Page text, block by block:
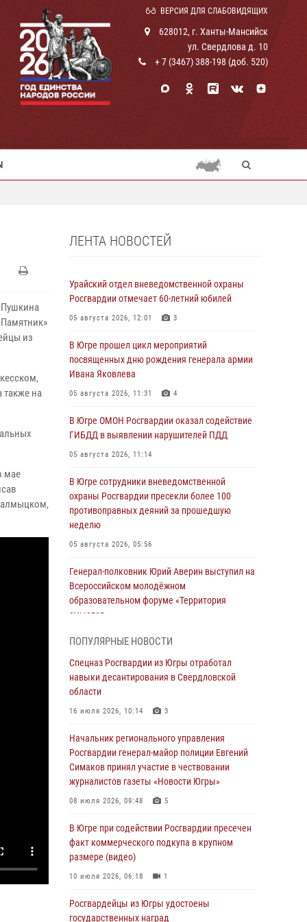
ВЕРСИЯ ДЛЯ СЛАБОВИДЯЩИХ
628012, г. Ханты-Мансийск
ул. Свердлова д. 10
+ 7 (3467) 388-198 (доб. 520)
Пушкина
из
также на
мае
ЛЕНТА НОВОСТЕЙ
Урайский отдел вневедомственной охраны
Росгвардии отмечает 60-летний юбилей
05 августа 2026, 12:01 3
В Югре прошел цикл мероприятий
посвященных дню рождения генерала армии
Ивана Яковлева
05 августа 2026, 11:31 4
В Югре ОМОН Росгвардии оказал содействие
ГИБДД в выявлении нарушителей ПДД
05 августа 2026, 11:14
В Югре сотрудники вневедомственной
охраны Росгвардии пресекли более 100
противоправных деяний за прошедшую
неделю
05 августа 2026, 05:56
Генерал-полковник Юрий Аверин выступил на
Всероссийском молодёжном
образовательном форуме «Территория
смыслов»
Ключевые события Росгвардии: итоги
недели с 27 июля по 2 августа (видео)
04 августа 2026, 09:54
от нападения дикой лисы в Алтайском крае
04 августа 2026, 06:17 1
Росгвардия обеспечила безопасность
открытия Всероссийских соревнований
ВДВ в столице Югры
03 августа 2026, 09:21 1
Росгвардия противодействует БПЛА ВСУ на
03 августа 2026, 05:29 2
ПОПУЛЯРНЫЕ НОВОСТИ
Спецназ Росгвардии из Югры отработал
навыки десантирования в Свердловской
области
16 июля 2026, 10:14 3
Начальник регионального управления
Росгвардии генерал-майор полиции Евгений
Симаков принял участие в чествовании
журналистов газеты «Новости Югры»
08 июля 2026, 09:48 5
В Югре при содействии Росгвардии пресечен
факт коммерческого подкупа в крупном
размере (видео)
10 июля 2026, 06:18 1
Росгвардейцы из Югры удостоены
государственных наград